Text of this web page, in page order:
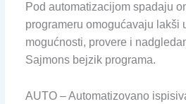
Pod automatizacijom spadaju
programeru omogućavaju lakši
mogućnosti, provere i
Sajmons bejzik programa.
AUTO – Automatizovano